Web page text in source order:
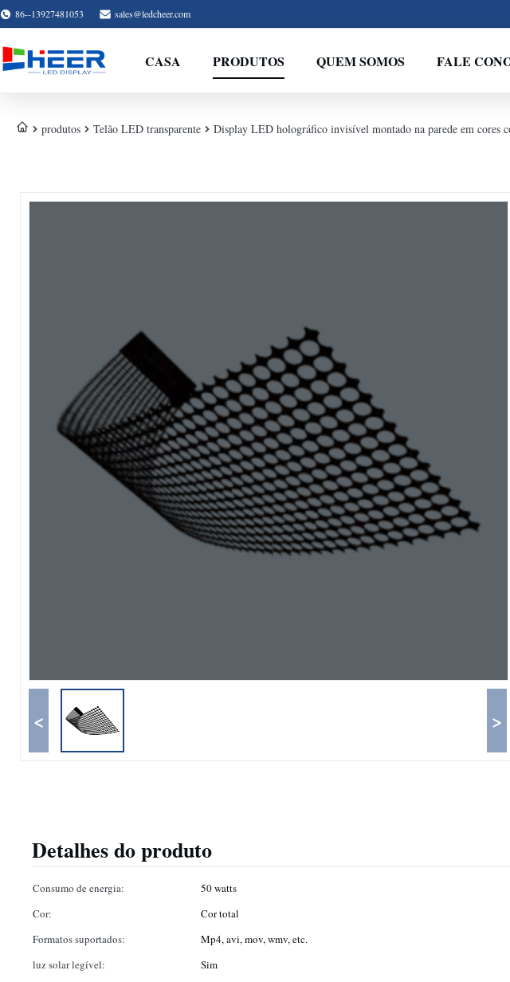
86--13927481053 sales@ledcheer.com
CASA PRODUTOS QUEM SOMOS FALE
produtos Telão LED transparente Display LED holográfico invisível montado na parede em cores
< >
Detalhes do produto
Consumo de energia: 50 watts
Cor:
Cor total
Formatos suportados:
Mp4, avi, mov, wmv, etc.
luz solar legível:
Sim